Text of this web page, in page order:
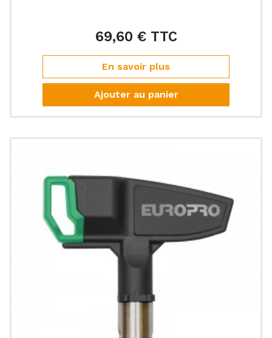
69,60 € TTCPrix
En savoir plus
Ajouter au panier